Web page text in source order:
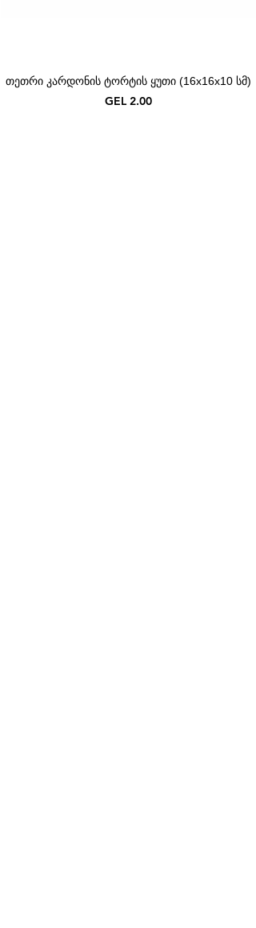
თეთრი კარდონის ტორტის ყუთი (16x16x10 სმ)
Price
GEL 2.00